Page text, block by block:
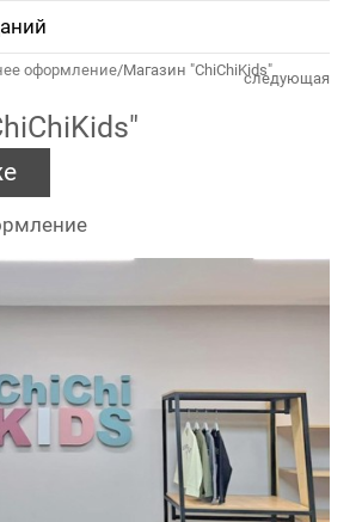
оформление/Магазин "ChiChiKids"следующая